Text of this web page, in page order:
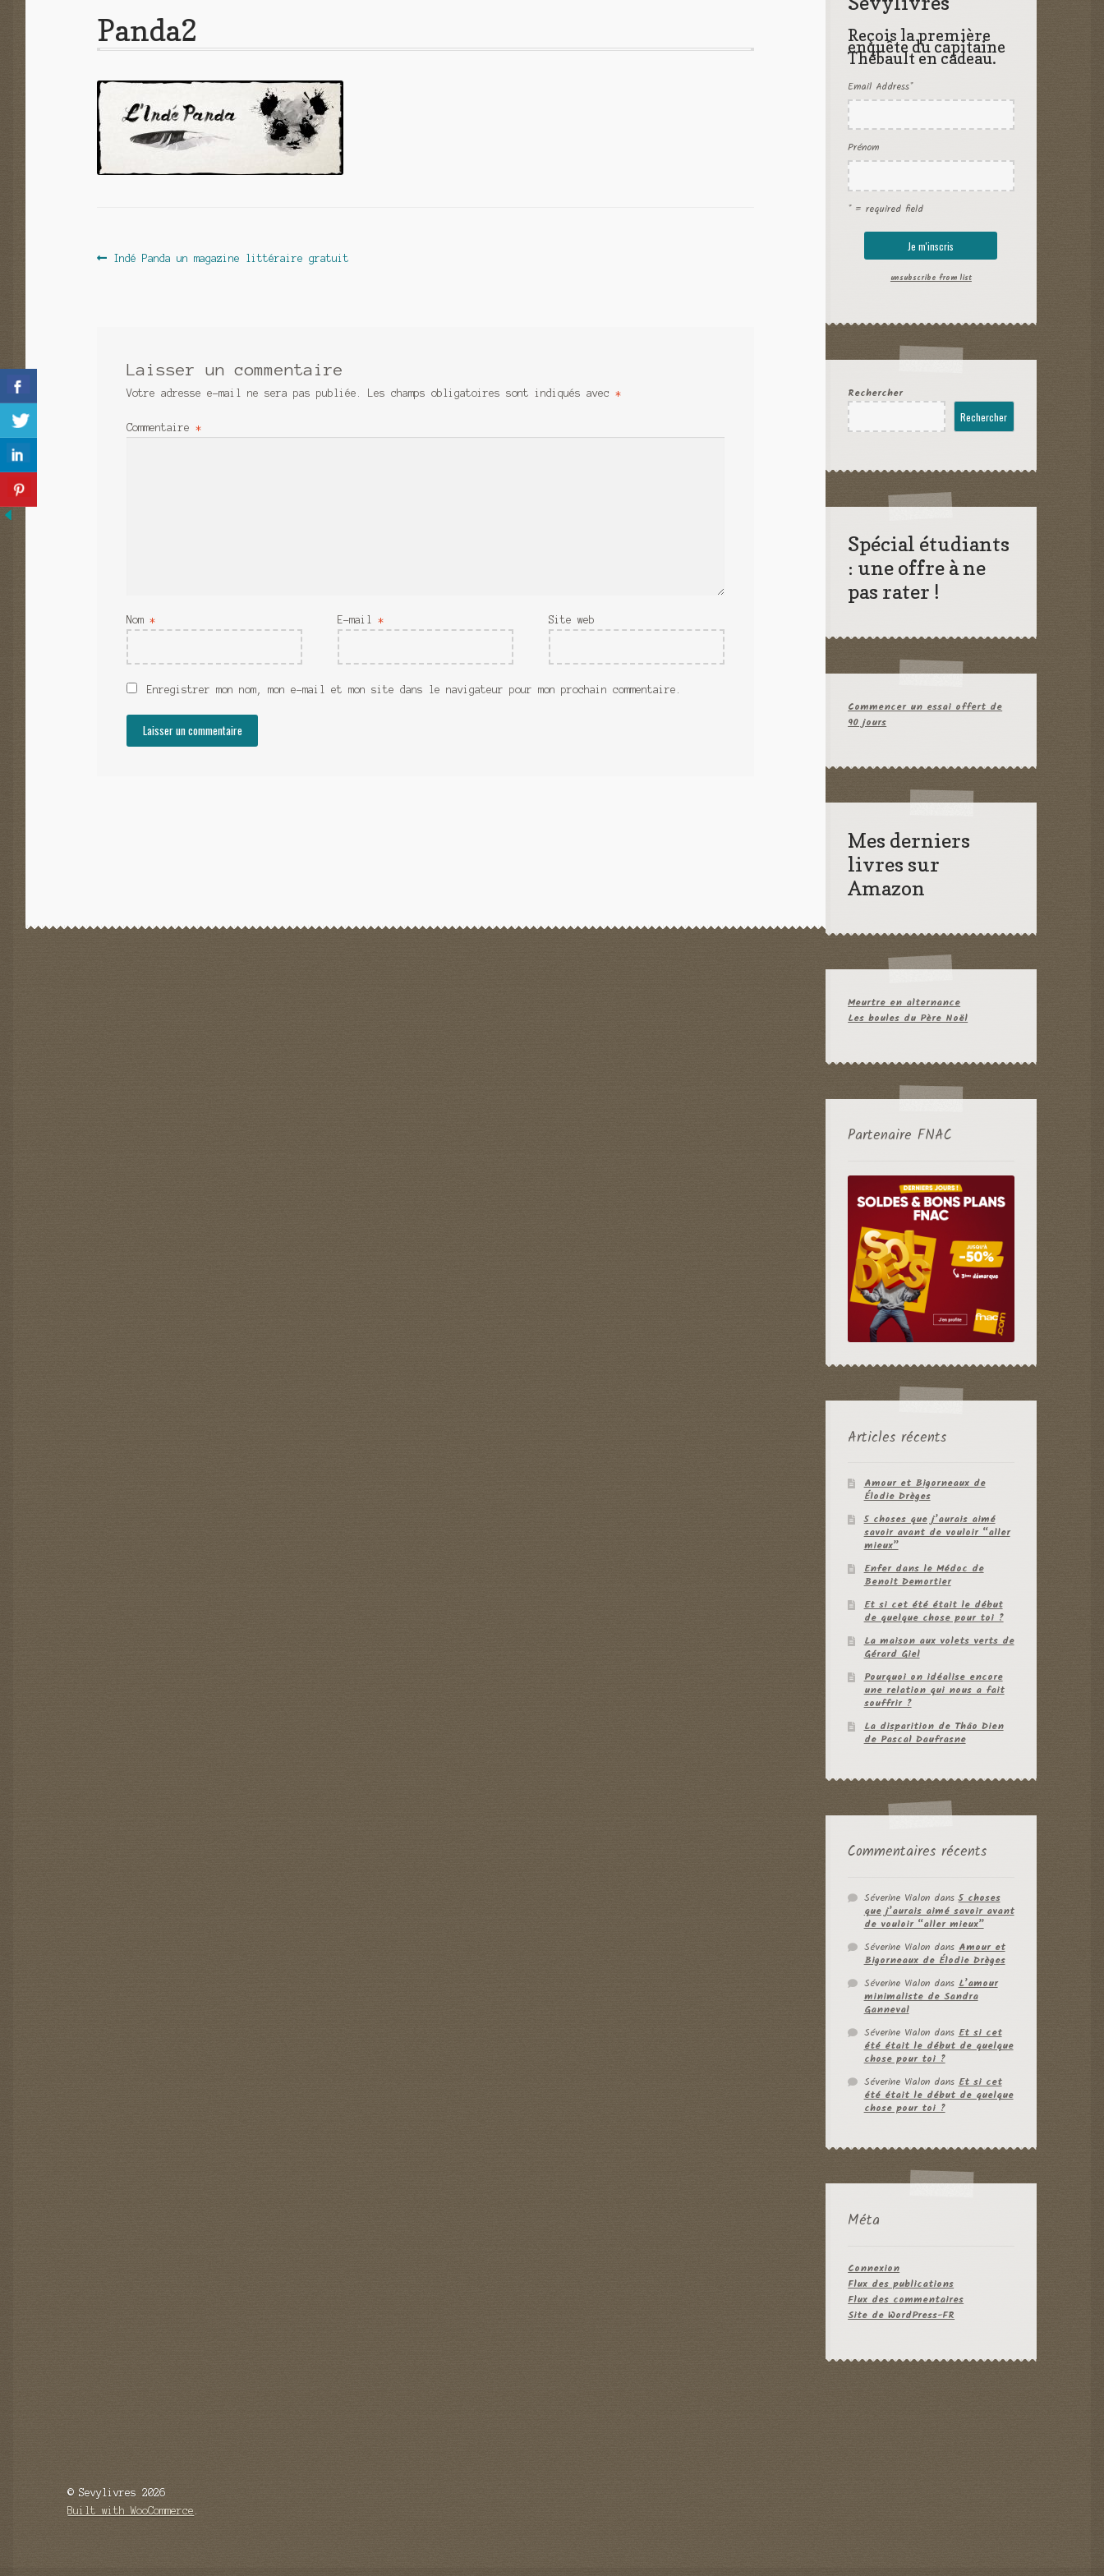
Panda2
Navigation
Article
Indé Panda un magazine littéraire gratuit
Laisser un commentaire
Votre adresse e-mail ne sera pas publiée. Les champs obligatoires sont indiqués avec*
Commentaire*
Nom* E-mail* Site web
Enregistrer mon nom, mon e-mail et mon site dans le navigateur pour mon prochain commentaire.
Reçois la première
enquête du capitaine
Thébault en cadeau.
Email Address*
Prénom
* = required field
unsubscribe from list
Rechercher
Rechercher
Spécial étudiants
: une offre à ne
pas rater !
Commencer un essai offert de
90 jours
Mes derniers
livres sur
Amazon
Meurtre en alternance
Les boules du Père Noël
Partenaire FNAC
Articles récents
Amour et Bigorneaux de
Élodie Drèges
5 choses que j’aurais aimé
savoir avant de vouloir “aller
mieux”
Enfer dans le Médoc de
Benoit Demortier
Et si cet été était le début
de quelque chose pour toi ?
La maison aux volets verts de
Gérard Giel
Pourquoi on idéalise encore
une relation qui nous a fait
souffrir ?
La disparition de Thâo Dien
de Pascal Daufrasne
Commentaires récents
Séverine Vialondans5 choses
que j’aurais aimé savoir avant
de vouloir “aller mieux”
Séverine VialondansAmour et
Bigorneaux de Élodie Drèges
Séverine VialondansL’amour
minimaliste de Sandra
Ganneval
Séverine VialondansEt si cet
été était le début de quelque
chose pour toi ?
Séverine VialondansEt si cet
été était le début de quelque
chose pour toi ?
Méta
Connexion
Flux des publications
Flux des commentaires
Site de WordPress-FR
© Sevylivres 2026
Built with WooCommerce